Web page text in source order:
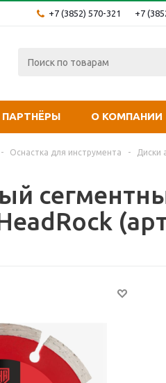
+7 (3852) 570-321 +7
ПАРТНЁРЫ О КОМПАНИИ
- Оснастка для инструмента - Диски